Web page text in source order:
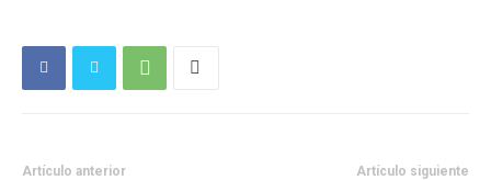
Artículo anterior Artículo siguiente